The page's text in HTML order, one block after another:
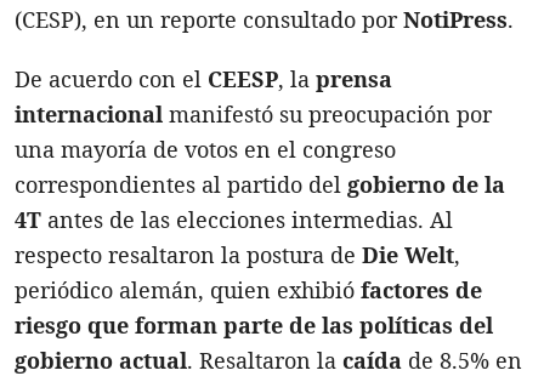
(CESP), en un reporte consultado porNotiPress.
De acuerdo con el CEESP, la prensa
internacional manifestó su preocupación por
una mayoría de votos en el congreso
correspondientes al partido del gobierno de la
4T antes de las elecciones intermedias. Al
respecto resaltaron la postura de Die Welt,
periódico alemán, quien exhibió factores de
riesgo que forman parte de las políticas del
gobierno actual. Resaltaron la caída de 8.5% en